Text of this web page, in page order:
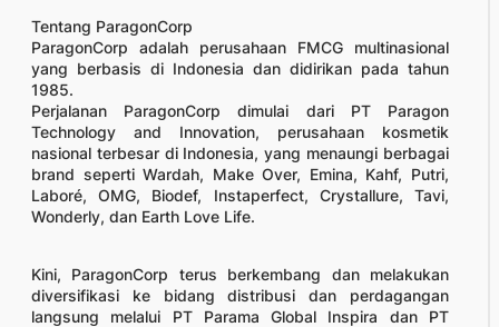
Tentang ParagonCorp
ParagonCorp adalah perusahaan FMCG multinasional
yang berbasis di Indonesia dan didirikan pada tahun
1985.
Perjalanan ParagonCorp dimulai dari PT Paragon
Technology and Innovation, perusahaan kosmetik
nasional terbesar di Indonesia, yang menaungi berbagai
brand seperti Wardah, Make Over, Emina, Kahf, Putri,
Laboré, OMG, Biodef, Instaperfect, Crystallure, Tavi,
Wonderly, dan Earth Love Life.
Kini, ParagonCorp terus berkembang dan melakukan
diversifikasi ke bidang distribusi dan perdagangan
langsung melalui PT Parama Global Inspira dan PT